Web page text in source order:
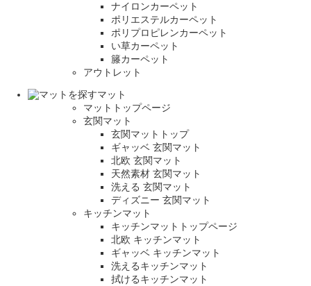
ナイロンカーペット
ポリエステルカーペット
ポリプロピレンカーペット
い草カーペット
籐カーペット
アウトレット
マット
マットトップページ
玄関マット
玄関マットトップ
ギャッベ 玄関マット
北欧 玄関マット
天然素材 玄関マット
洗える 玄関マット
ディズニー 玄関マット
キッチンマット
キッチンマットトップページ
北欧 キッチンマット
ギャッベ キッチンマット
洗えるキッチンマット
拭けるキッチンマット